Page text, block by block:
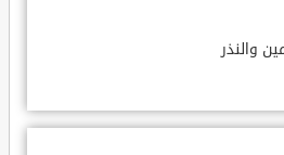
والنذر